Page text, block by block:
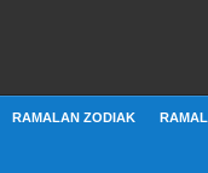
RAMALAN ZODIAK